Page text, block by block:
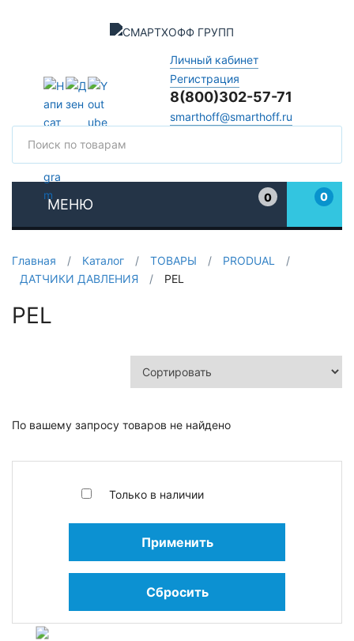
Личный кабинет
Регистрация
8(800)302-57-71
smarthoff@smarthoff.ru
МЕНЮ
0
0
Главная / Каталог / ТОВАРЫ / PRODUAL
/
ДАТЧИКИ ДАВЛЕНИЯ
/ PEL
Только в наличии
Применить
Сбросить
PEL
По вашему запросу товаров не найдено